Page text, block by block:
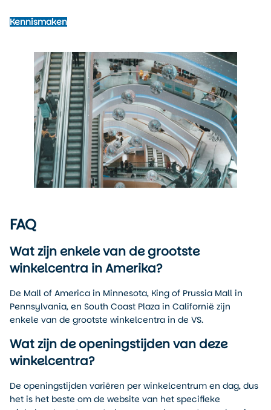
Kennismaken
FAQ
Wat zijn enkele van de grootste
winkelcentra in Amerika?
De Mall of America in Minnesota, King of Prussia Mall in
Pennsylvania, en South Coast Plaza in Californië zijn
enkele van de grootste winkelcentra in de VS.
Wat zijn de openingstijden van deze
winkelcentra?
De openingstijden variëren per winkelcentrum en dag, dus
het is het beste om de website van het specifieke